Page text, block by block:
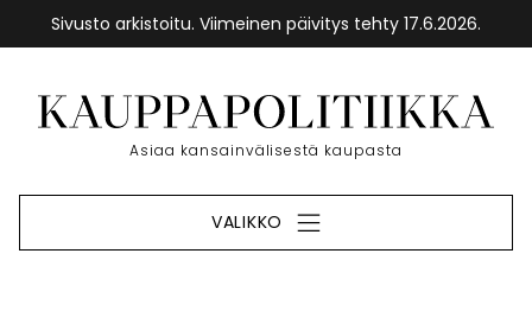
Sivusto arkistoitu. Viimeinen päivitys tehty 17.6.2026.
sisältöön
Etusivu
Asiaa kansainvälisestä kaupasta
VALIKKO